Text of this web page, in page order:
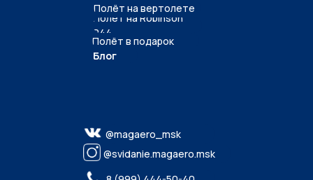
@magaero_msk
@svidanie.magaero.msk
Полёт на вертолете
Полёт в подарок
Полёт на Robinson
R44
Блог